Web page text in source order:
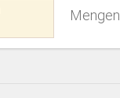
Mengen